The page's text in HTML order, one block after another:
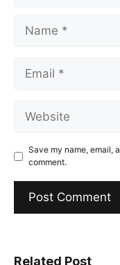
Name
Email
Website
Save my name, email,
comment.
Related Post